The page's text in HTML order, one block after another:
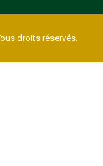
droits réservés.